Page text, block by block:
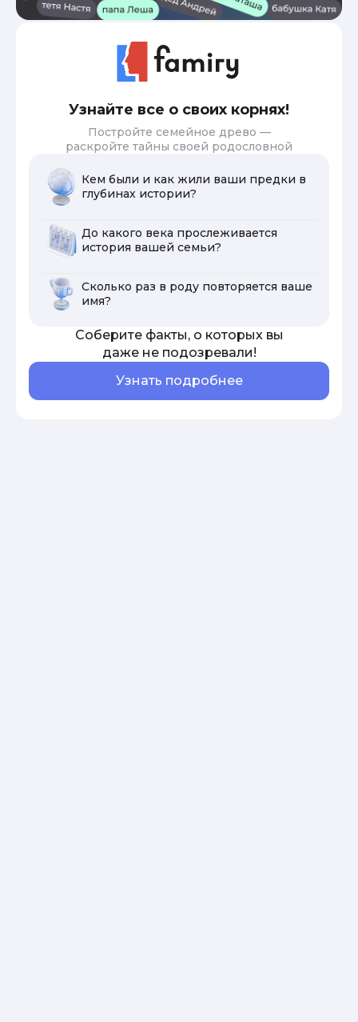
Узнайте все о своих корнях!
Постройте семейное древо —
раскройте тайны своей родословной
Кем были и как жили ваши предки в
глубинах истории?
До какого века прослеживается
история вашей семьи?
Сколько раз в роду повторяется ваше
имя?
Соберите факты, о которых вы
даже не подозревали!
Узнать подробнее